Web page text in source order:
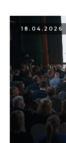
18.04.2026